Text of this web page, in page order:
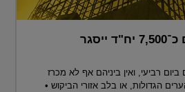
"גל" מכרזים עם כ־7,500 יח"ד ייסגר
ביום רביעי, ואין ביניהם אף לא מכרז
הגדולות, או בלב אזורי הביקוש •